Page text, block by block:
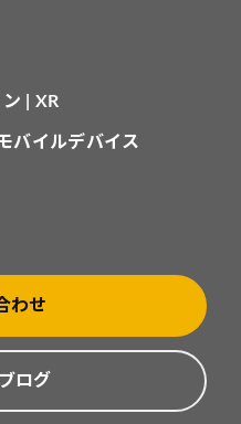
| XR
バイルデバイス
わせ
ログ